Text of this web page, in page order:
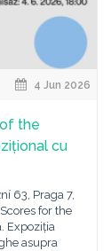
4 Jun 2026
the
cu
63, Praga 7,
for the
Expoziția
asupra